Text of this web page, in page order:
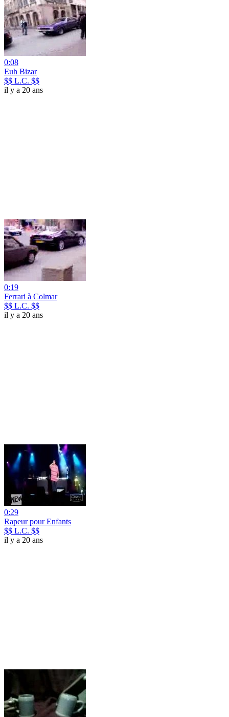
0:08
Euh Bizar
$$ L.C. $$
il y a 20 ans
0:19
Ferrari à Colmar
$$ L.C. $$
il y a 20 ans
0:29
Rapeur pour Enfants
$$ L.C. $$
il y a 20 ans